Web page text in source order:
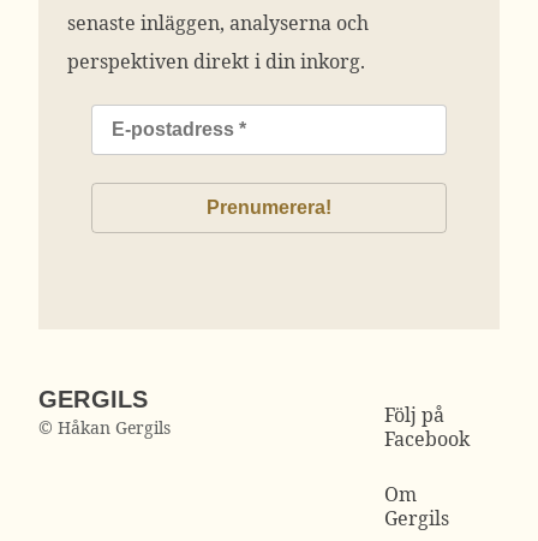
senaste inläggen, analyserna och
perspektiven direkt i din inkorg.
GERGILS
© Håkan Gergils
Följ på
Facebook
Om
Gergils